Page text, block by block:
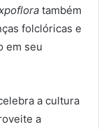
também
folclóricas e
em seu
a cultura
a